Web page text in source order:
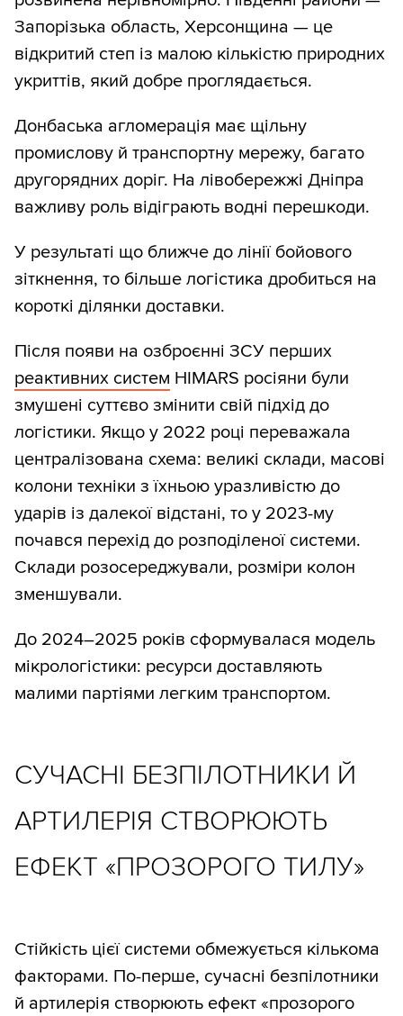
Запорізька область, Херсонщина — це
відкритий степ із малою кількістю природних
укриттів, який добре проглядається.
Донбаська агломерація має щільну
промислову й транспортну мережу, багато
другорядних доріг. На лівобережжі Дніпра
важливу роль відіграють водні перешкоди.
У результаті що ближче до лінії бойового
зіткнення, то більше логістика дробиться на
короткі ділянки доставки.
Після появи на озброєнні ЗСУ перших
реактивних систем HIMARS росіяни були
змушені суттєво змінити свій підхід до
логістики. Якщо у 2022 році переважала
централізована схема: великі склади, масові
колони техніки з їхньою уразливістю до
ударів із далекої відстані, то у 2023-му
почався перехід до розподіленої системи.
Склади розосереджували, розміри колон
зменшували.
До 2024–2025 років сформувалася модель
мікрологістики: ресурси доставляють
малими партіями легким транспортом.
СУЧАСНІ БЕЗПІЛОТНИКИ Й
АРТИЛЕРІЯ СТВОРЮЮТЬ
ЕФЕКТ «ПРОЗОРОГО ТИЛУ»
Стійкість цієї системи обмежується кількома
факторами. По-перше, сучасні безпілотники
й артилерія створюють ефект «прозорого